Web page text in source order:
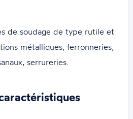
de soudage de type rutile et
métalliques, ferronneries,
serrureries.